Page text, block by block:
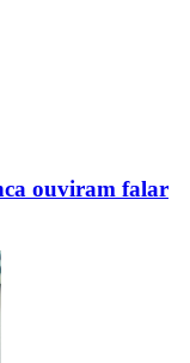
ouviram falar